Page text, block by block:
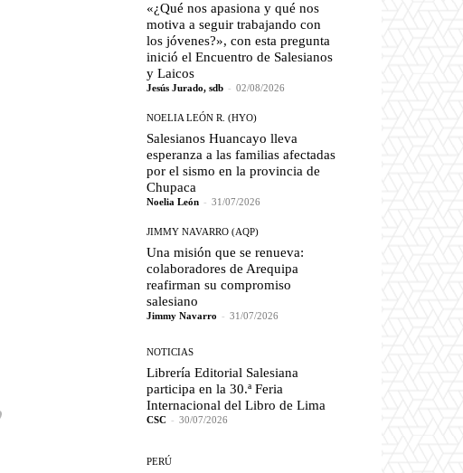
«¿Qué nos apasiona y qué nos
motiva a seguir trabajando con
los jóvenes?», con esta pregunta
inició el Encuentro de Salesianos
y Laicos
Jesús Jurado, sdb - 02/08/2026
NOELIA LEÓN R. (HYO)
Salesianos Huancayo lleva
esperanza a las familias afectadas
por el sismo en la provincia de
Chupaca
Noelia León - 31/07/2026
JIMMY NAVARRO (AQP)
Una misión que se renueva:
colaboradores de Arequipa
reafirman su compromiso
salesiano
Jimmy Navarro - 31/07/2026
NOTICIAS
Librería Editorial Salesiana
participa en la 30.ª Feria
Internacional del Libro de Lima
CSC - 30/07/2026
PERÚ